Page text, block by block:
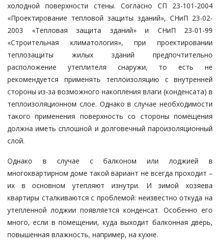
холодной поверхности стены. Согласно СП 23-101-2004
«Проектирование тепловой защиты зданий», СНиП 23-02-
2003 «Тепловая защита зданий» и СНиП 23-01-99
«Строительная климатология», при проектировании
теплозащиты жилых зданий предпочтительно
расположение утеплителя снаружи, то есть не
рекомендуется применять теплоизоляцию с внутренней
стороны из-за возможного накопления влаги (конденсата) в
теплоизоляционном слое. Однако в случае необходимости
такого применения поверхность со стороны помещения
должна иметь сплошной и долговечный пароизоляционный
слой.
Однако в случае с балконом или лоджией в
многоквартирном доме такой вариант не всегда проходит –
их в основном утепляют изнутри. И зимой хозяева
квартиры сталкиваются с проблемой: неизвестно откуда на
утепленной лоджии появляется конденсат. Особенно его
много, если в помещении, куда выходит балконная дверь,
повышенная влажность, например, на кухне.